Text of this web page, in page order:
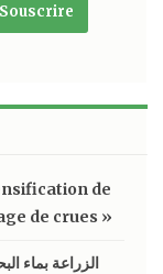
Souscrire
de
de crues »
الزراعة بماء